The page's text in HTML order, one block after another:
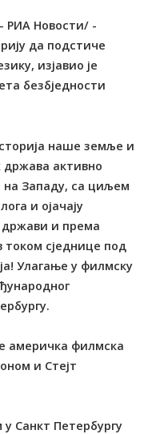
РИА Новости/ -
да подстиче
изјавио је
безбједности
наше земље и
држава активно
на Западу, са циљем
и ојачају
држави и према
током сједнице под
Улагање у филмску
америчка филмска
и Стејт
Санкт Петербургу